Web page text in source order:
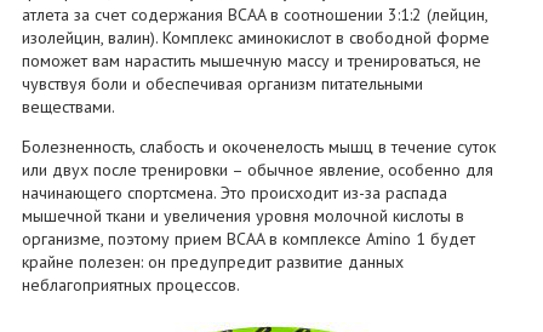
атлета за счет содержания BCAA в соотношении 3:1:2 (лейцин,
изолейцин, валин). Комплекс аминокислот в свободной форме
поможет вам нарастить мышечную массу и тренироваться, не
чувствуя боли и обеспечивая организм питательными
веществами.
Болезненность, слабость и окоченелость мышц в течение суток
или двух после тренировки – обычное явление, особенно для
начинающего спортсмена. Это происходит из-за распада
мышечной ткани и увеличения уровня молочной кислоты в
организме, поэтому прием BCAA в комплексе Amino 1 будет
крайне полезен: он предупредит развитие данных
неблагоприятных процессов.